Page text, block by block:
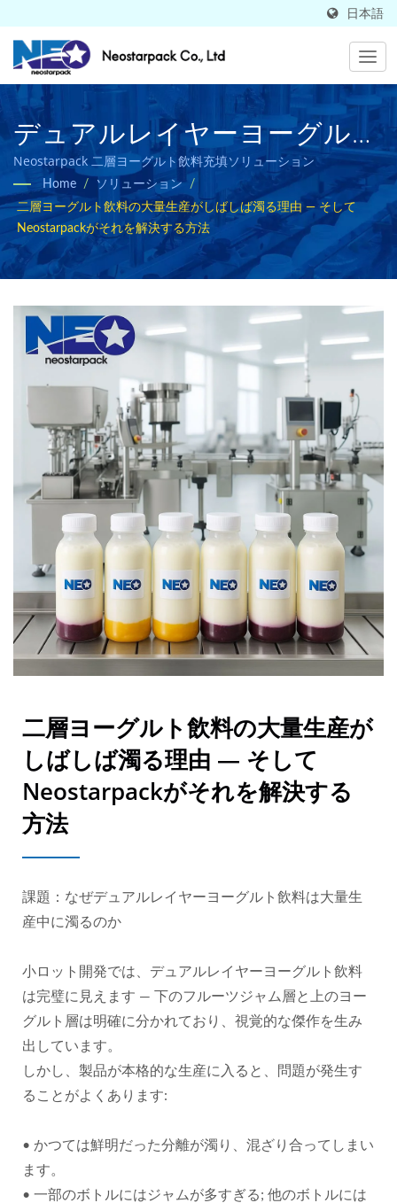
日本語
デュアルレイヤーヨーグルト
飲料の大量生産がしばしば濁
る理由 — そしてそれを解決
する方法 | 20年以上の自動ラ
ベリング、充填、カウント、
キャッピング包装ラインおよ
び機器のサプライヤー |
Neostarpack Co., Ltd.
Neostarpack 二層ヨーグルト飲料充填ソリューション
Home / ソリューション
/
二層ヨーグルト飲料の大量生産がしばしば濁る理由 — そして
Neostarpackがそれを解決する方法
二層ヨーグルト飲料の大量生産が
しばしば濁る理由 — そして
Neostarpackがそれを解決する
方法
課題：なぜデュアルレイヤーヨーグルト飲料は大量生
産中に濁るのか
小ロット開発では、デュアルレイヤーヨーグルト飲料
は完璧に見えます — 下のフルーツジャム層と上のヨー
グルト層は明確に分かれており、視覚的な傑作を生み
出しています。
しかし、製品が本格的な生産に入ると、問題が発生す
ることがよくあります:
• かつては鮮明だった分離が濁り、混ざり合ってしまい
ます。
• 一部のボトルにはジャムが多すぎる; 他のボトルには